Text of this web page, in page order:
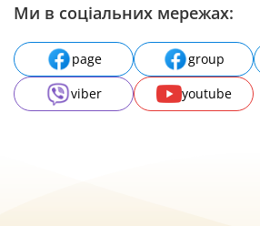
Ми в соціальних мережах:
page group
viber
youtube